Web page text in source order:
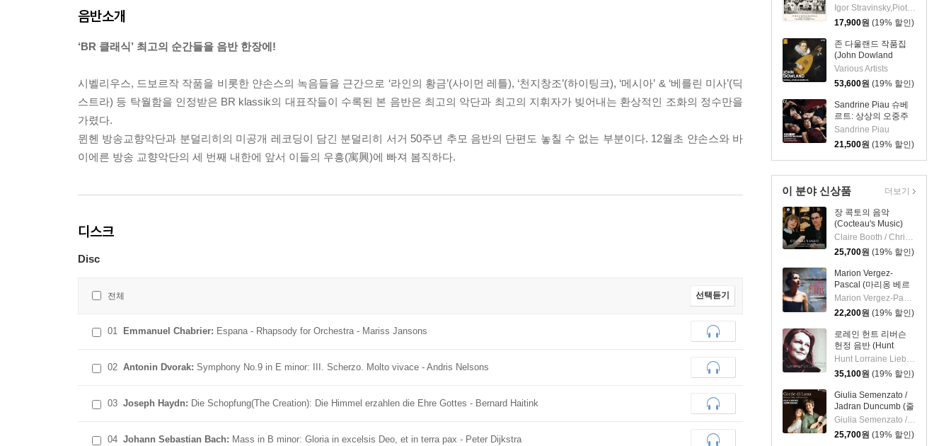
Kopatchinskaja 차이
코프스키: 바이올린
협주곡 / 스트라빈스
키: 결혼 - 테오도르 쿠
렌치스
Igor Stravinsky,Piotr I. Tchaikovsky,Patricia Kopatchinskaja,Teodor Currentzis,MusicAeterna
17,900원 (19% 할인)
존 다울랜드 작품집
(John Dowland
Songs) [10CD 박스
세트]
Various Artists
53,600원 (19% 할인)
Sandrine Piau 슈베
르트: 상상의 오중주
(Schubert: Quintette
imaginaire)
Sandrine Piau
21,500원 (19% 할인)
이 분야 신상품
장 콕토의 음악
(Cocteau's Music)
Claire Booth / Christopher Glynn
25,700원 (19% 할인)
Marion Vergez-
Pascal (마리옹 베르
제-파스칼) - 사랑과
꽃 (Amor Y Flores)
Marion Vergez-Pascal
22,200원 (19% 할인)
로레인 헌트 리버슨
헌정 음반 (Hunt
Lorraine Lieberson
Tribute)
Hunt Lorraine Lieberson
35,100원 (19% 할인)
Giulia Semenzato /
Jadran Duncumb (줄
리아 세멘자토 / 자드
란 둔쿰브) - 낭만 가
곡과 칸초네타
Giulia Semenzato / Jadran Duncumb
25,700원 (19% 할인)
더보기
음반소개
‘BR 클래식’ 최고의 순간들을 음반 한장에!
시벨리우스, 드보르작 작품을 비롯한 얀손스의 녹음들을 근간으로 ‘라인의 황금’(사이먼 레틀), ‘천지창조’(하이팅크), ‘메시아’ & ‘베를린 미사’(딕
스트라) 등 탁월함을 인정받은 BR klassik의 대표작들이 수록된 본 음반은 최고의 악단과 최고의 지휘자가 빚어내는 환상적인 조화의 정수만을
가렸다.
뮌헨 방송교향악단과 분덜리히의 미공개 레코딩이 담긴 분덜리히 서거 50주년 추모 음반의 단편도 놓칠 수 없는 부분이다. 12월초 얀손스와 바
이에른 방송 교향악단의 세 번째 내한에 앞서 이들의 우흥(寓興)에 빠져 봄직하다.
디스크
Disc
전체 선택듣기
01 Emmanuel Chabrier: Espana - Rhapsody for Orchestra - Mariss Jansons
02 Antonin Dvorak: Symphony No.9 in E minor: III. Scherzo. Molto vivace - Andris Nelsons
03 Joseph Haydn: Die Schopfung(The Creation): Die Himmel erzahlen die Ehre Gottes - Bernard Haitink
04 Johann Sebastian Bach: Mass in B minor: Gloria in excelsis Deo, et in terra pax - Peter Dijkstra